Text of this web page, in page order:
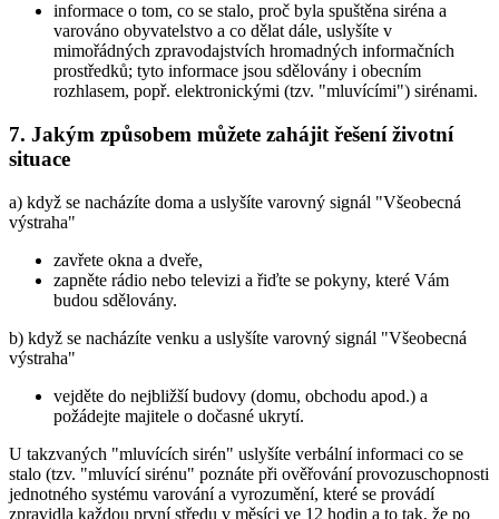
informace o tom, co se stalo, proč byla spuštěna siréna a
varováno obyvatelstvo a co dělat dále, uslyšíte v
mimořádných zpravodajstvích hromadných informačních
prostředků; tyto informace jsou sdělovány i obecním
rozhlasem, popř. elektronickými (tzv. "mluvícími") sirénami.
7. Jakým způsobem můžete zahájit řešení životní
situace
a) když se nacházíte doma a uslyšíte varovný signál "Všeobecná
výstraha"
zavřete okna a dveře,
zapněte rádio nebo televizi a řiďte se pokyny, které Vám
budou sdělovány.
b) když se nacházíte venku a uslyšíte varovný signál "Všeobecná
výstraha"
vejděte do nejbližší budovy (domu, obchodu apod.) a
požádejte majitele o dočasné ukrytí.
U takzvaných "mluvících sirén" uslyšíte verbální informaci co se
stalo (tzv. "mluvící sirénu" poznáte při ověřování provozuschopnosti
jednotného systému varování a vyrozumění, které se provádí
zpravidla každou první středu v měsíci ve 12 hodin a to tak, že po